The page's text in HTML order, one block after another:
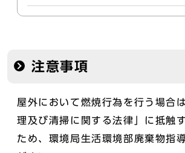
注意事項
屋外において燃焼行為を行う場合
理及び清掃に関する法律」に抵触
ため、環境局生活環境部廃棄物指